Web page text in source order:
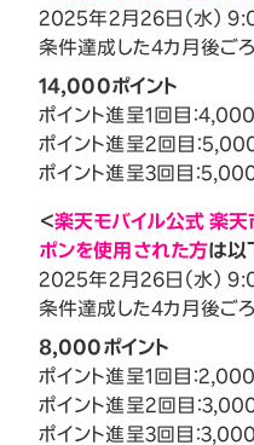
2025年2月26日（水）
条件達成した4カ月後ご
14,000ポイント
ポイント進呈1回目：
ポイント進呈2回目：
ポイント進呈3回目：
＜楽天モバイル公式 楽
ポンを使用された方は以
2025年2月26日（水）
条件達成した4カ月後ご
8,000ポイント
ポイント進呈1回目：
ポイント進呈2回目：
ポイント進呈3回目：